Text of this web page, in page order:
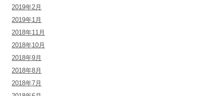
2019年2月
2019年1月
2018年11月
2018年10月
2018年9月
2018年8月
2018年7月